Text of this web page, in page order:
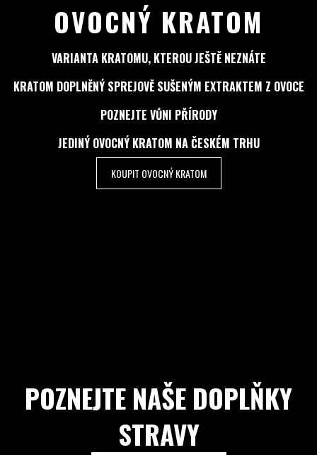
OVOCNÝ KRATOM
VARIANTA KRATOMU, KTEROU JEŠTĚ NEZNÁTE
KRATOM DOPLNĚNÝ SPREJOVĚ SUŠENÝM EXTRAKTEM Z OVOCE
POZNEJTE VŮNI PŘÍRODY
JEDINÝ OVOCNÝ KRATOM NA ČESKÉM TRHU
KOUPIT OVOCNÝ KRATOM
POZNEJTE NAŠE DOPLŇKY
STRAVY